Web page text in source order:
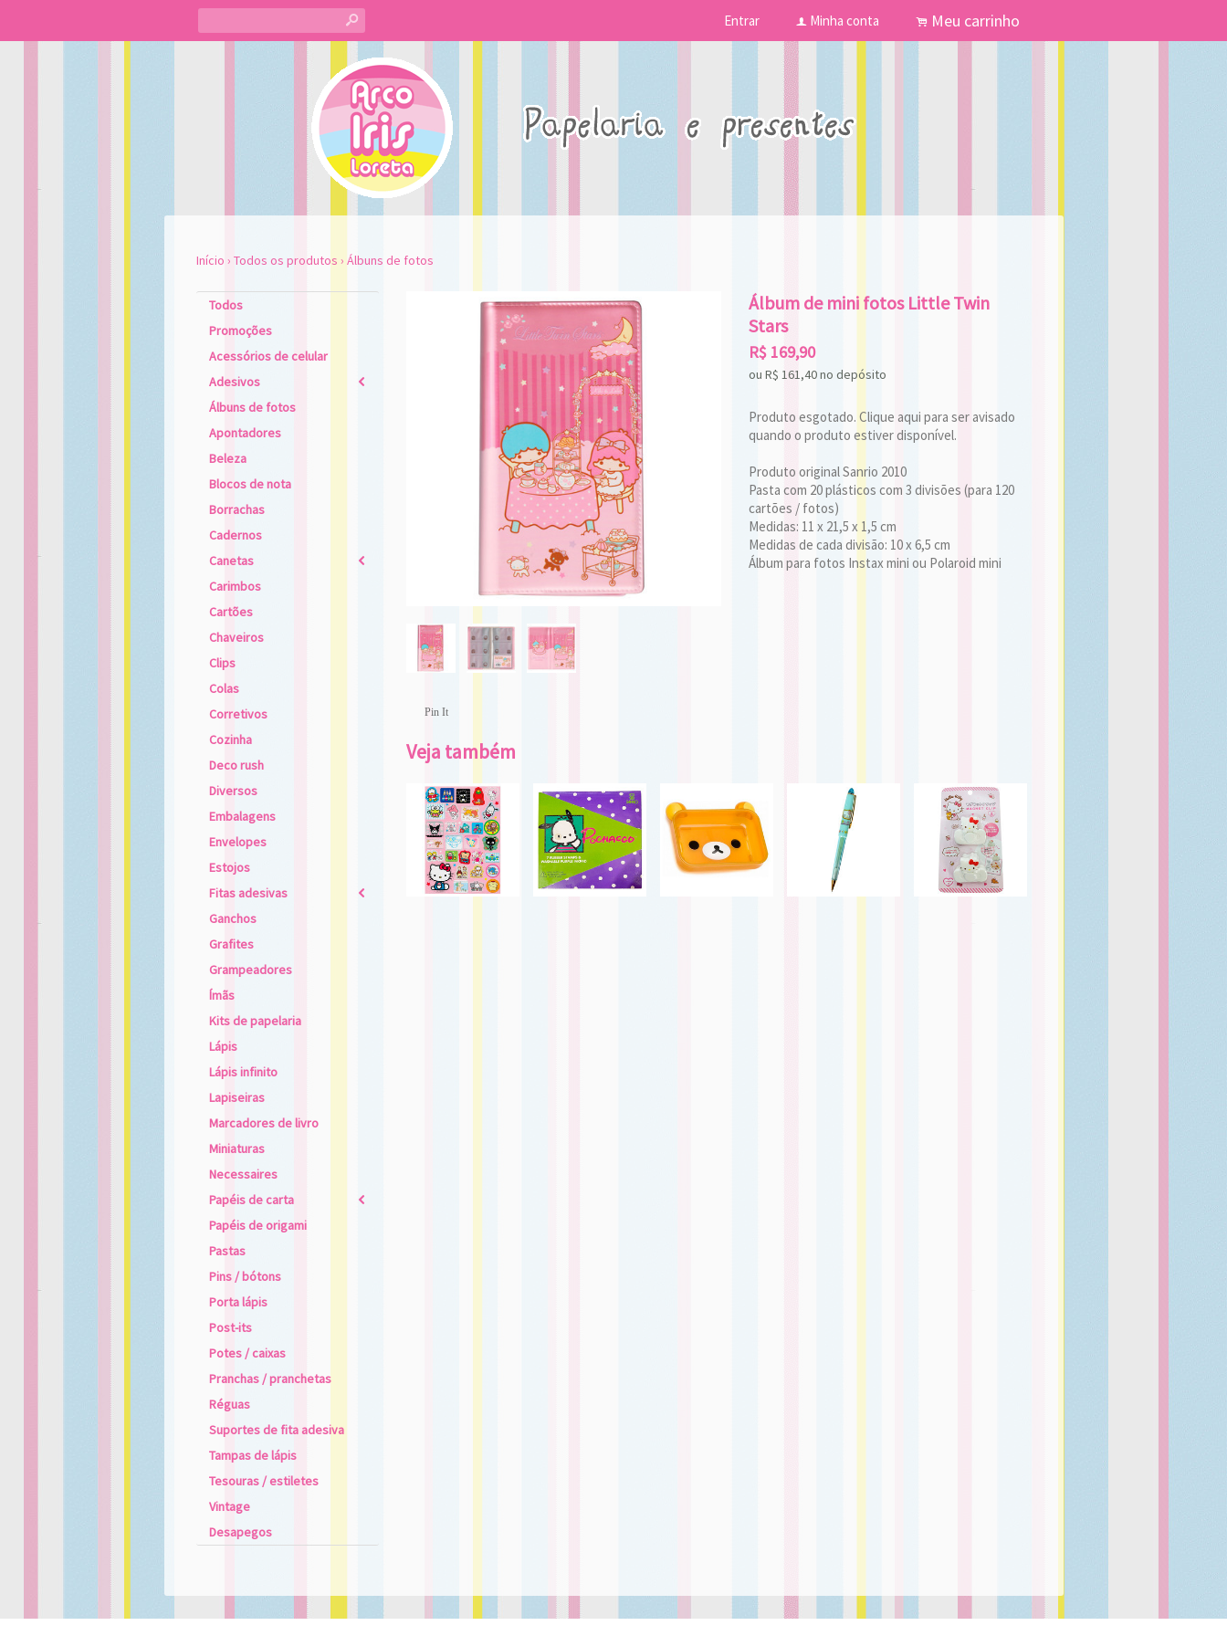
s Entrar f Minha conta . Meu carrinho
Início › Todos os produtos › Álbuns de fotos
Todos
Promoções
Acessórios de celular
Adesivos
2
Álbuns de fotos
Apontadores
Beleza
Blocos de nota
Borrachas
Cadernos
Canetas
2
Carimbos
Cartões
Chaveiros
Clips
Colas
Corretivos
Cozinha
Deco rush
Diversos
Embalagens
Envelopes
Estojos
Fitas adesivas
2
Ganchos
Grafites
Grampeadores
Ímãs
Kits de papelaria
Lápis
Lápis infinito
Lapiseiras
Marcadores de livro
Miniaturas
Necessaires
Papéis de carta
2
Papéis de origami
Pastas
Pins / bótons
Porta lápis
Post-its
Potes / caixas
Pranchas / pranchetas
Réguas
Suportes de fita adesiva
Tampas de lápis
Tesouras / estiletes
Vintage
Desapegos
Pin It
Álbum de mini fotos Little Twin
Stars
R$ 169,90
ou R$ 161,40no depósito
Produto esgotado. Clique aqui para ser avisado
quando o produto estiver disponível.
Produto original Sanrio 2010
Pasta com 20 plásticos com 3 divisões (para 120
cartões / fotos)
Medidas: 11 x 21,5 x 1,5 cm
Medidas de cada divisão: 10 x 6,5 cm
Álbum para fotos Instax mini ou Polaroid mini
Veja também